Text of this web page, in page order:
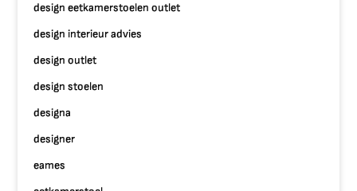
design eetkamerstoelen outlet
design interieur advies
design outlet
design stoelen
designa
designer
eames